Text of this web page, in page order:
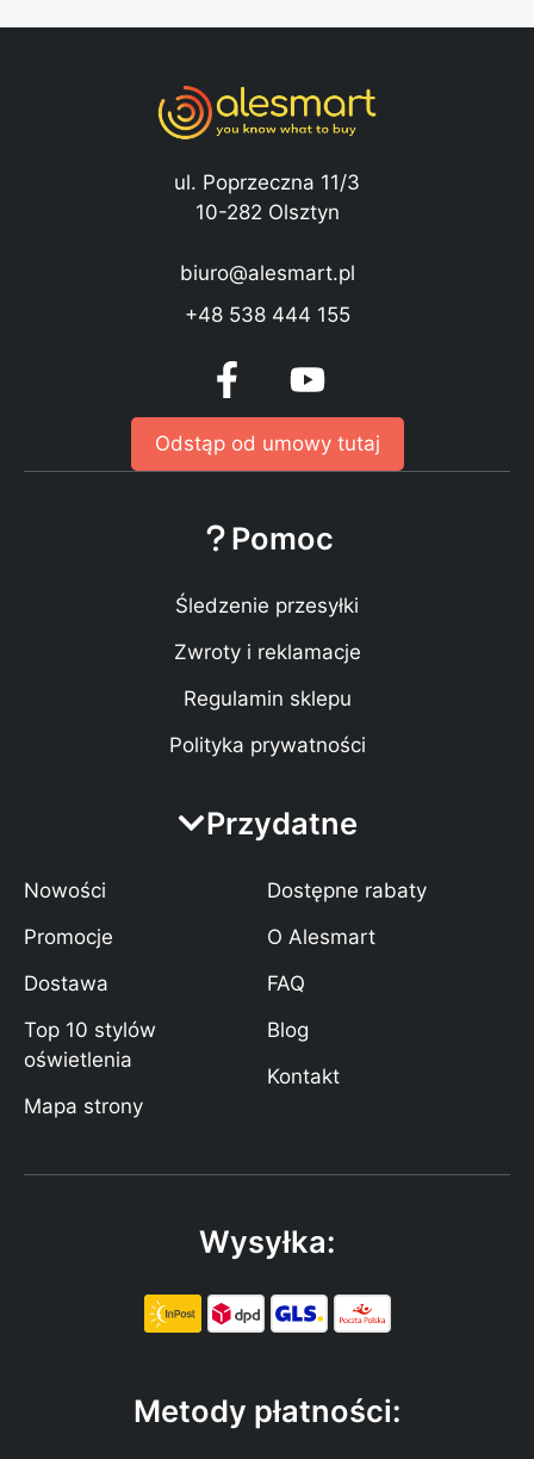
ul. Poprzeczna 11/3
10-282 Olsztyn
biuro@alesmart.pl
+48 538 444 155
Odstąp od umowy tutaj
Pomoc
Śledzenie przesyłki
Zwroty i reklamacje
Regulamin sklepu
Polityka prywatności
Przydatne
Nowości
Promocje
Dostawa
Top 10 stylów
oświetlenia
Mapa strony
Dostępne rabaty
O Alesmart
FAQ
Blog
Kontakt
Wysyłka:
Metody płatności: